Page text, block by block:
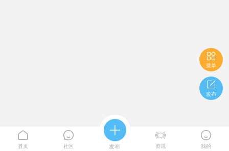

菜单

发布

首页

社区

发布

资讯

我的